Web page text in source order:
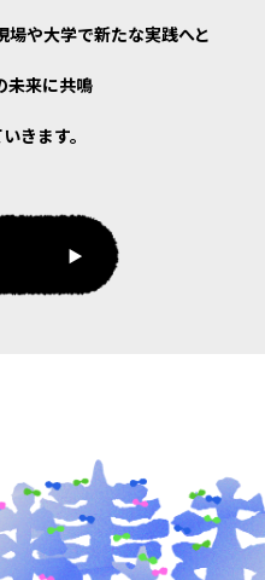
や大学で新たな実践へと
未来に共鳴
きます。